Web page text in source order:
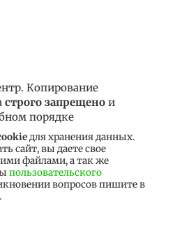
Копирование
строго запрещено и
порядке
для хранения данных.
сайт, вы даете свое
файлами, а так же
пользовательского
вопросов пишите в
.